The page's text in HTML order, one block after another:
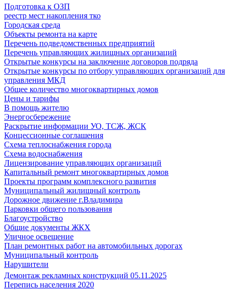
Подготовка к ОЗП
реестр мест накопления тко
Городская среда
Объекты ремонта на карте
Перечень подведомственных предприятий
Перечень управляющих жилищных организаций
Открытые конкурсы на заключение договоров подряда
Открытые конкурсы по отбору управляющих организаций для
управления МКД
Общее количество многоквартирных домов
Цены и тарифы
В помощь жителю
Энергосбережение
Раскрытие информации УО, ТСЖ, ЖСК
Концессионные соглашения
Схема теплоснабжения города
Схема водоснабжения
Лицензирование управляющих организаций
Капитальный ремонт многоквартирных домов
Проекты программ комплексного развития
Муниципальный жилищный контроль
Дорожное движение г.Владимира
Парковки общего пользования
Благоустройство
Общие документы ЖКХ
Уличное освещение
План ремонтных работ на автомобильных дорогах
Муниципальный контроль
Нарушители
Демонтаж рекламных конструкций 05.11.2025
Перепись населения 2020